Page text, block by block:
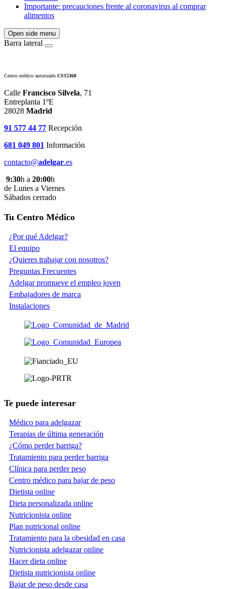
Importante: precauciones frente al coronavirus al comprar
alimentos
Open side menu
Barra lateral
Centro médico autorizado CS15360
Calle Francisco Silvela, 71
Entreplanta 1ºE
28028 Madrid
91 577 44 77 Recepción
681 049 801 Información
contacto@adelgar.es
9:30h a 20:00h
de Lunes a Viernes
Sábados cerrado
Tu Centro Médico
¿Por qué Adelgar?
El equipo
¿Quieres trabajar con nosotros?
Preguntas Frecuentes
Adelgar promueve el empleo joven
Embajadores de marca
Instalaciones
Te puede interesar
Médico para adelgazar
Terapias de última generación
¿Cómo perder barriga?
Tratamiento para perder barriga
Clínica para perder peso
Centro médico para bajar de peso
Dietista online
Dieta personalizada online
Nutricionista online
Plan nutricional online
Tratamiento para la obesidad en casa
Nutricionista adelgazar online
Hacer dieta online
Dietista nutricionista online
Bajar de peso desde casa